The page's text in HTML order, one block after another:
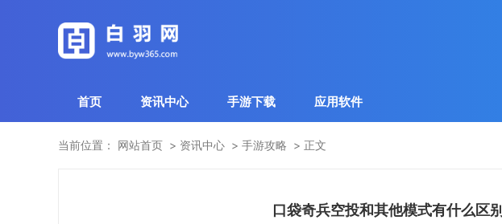
首页 资讯中心 手游下载 应用软件
当前位置： 网站首页 资讯中心 手游攻略 正文
口袋奇兵空投和其他模式有什么区别